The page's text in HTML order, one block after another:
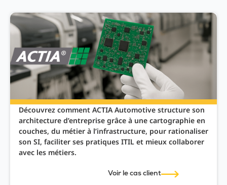
Découvrez comment ACTIA Automotive structure son
architecture d’entreprise grâce à une cartographie en
couches, du métier à l’infrastructure, pour rationaliser
son SI, faciliter ses pratiques ITIL et mieux collaborer
avec les métiers.
Voir le cas client